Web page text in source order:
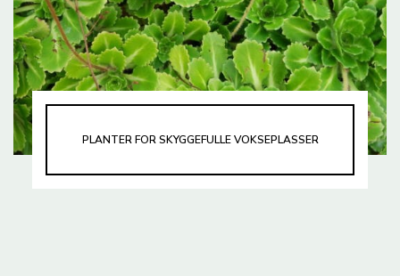
PLANTER FOR SKYGGEFULLE VOKSEPLASSER